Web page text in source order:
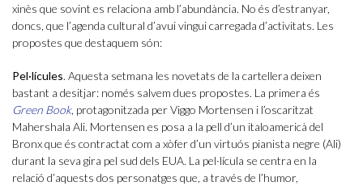
xinès que sovint es relaciona amb l’abundància. No és d’estranyar,
doncs, que l’agenda cultural d’avui vingui carregada d’activitats. Les
propostes que destaquem són:
Pel·lícules. Aquesta setmana les novetats de la cartellera deixen
bastant a desitjar: només salvem dues propostes. La primera és
Green Book, protagonitzada per Viggo Mortensen i l’oscaritzat
Mahershala Ali. Mortensen es posa a la pell d’un italoamericà del
Bronx que és contractat com a xòfer d’un virtuós pianista negre (Ali)
durant la seva gira pel sud dels EUA. La pel·lícula se centra en la
relació d’aquests dos personatges que, a través de l’humor,